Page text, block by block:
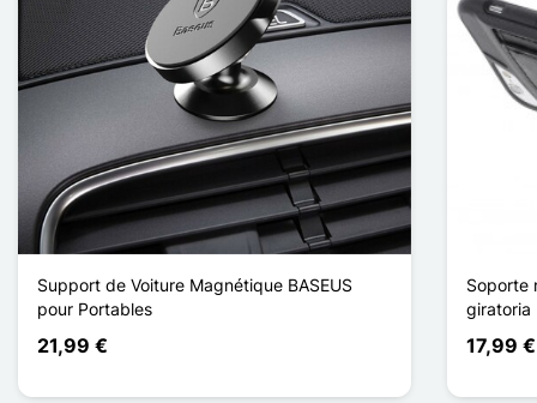
Support de Voiture Magnétique BASEUS
pour Portables
21,99 €
Soporte
giratoria
17,99 €